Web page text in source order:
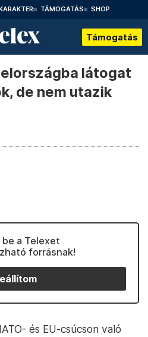
TÁMOGATÁS SHOP
Támogatás
látogat
de nem utazik
a Telexet
forrásnak!
és EU-csúcson való